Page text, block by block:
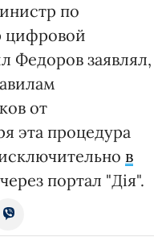
по
цифровой
Федоров заявлял,
от
эта процедура
в
через портал "Дія".